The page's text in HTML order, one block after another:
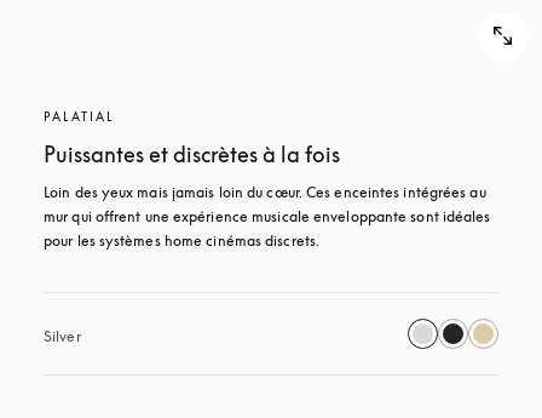
PALATIAL
Puissantes et discrètes à la fois
Loin des yeux mais jamais loin du cœur. Ces enceintes intégrées au
mur qui offrent une expérience musicale enveloppante sont idéales
pour les systèmes home cinémas discrets.
Silver